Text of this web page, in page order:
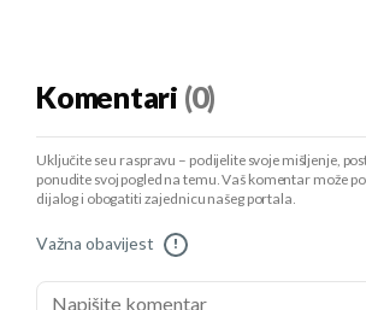
Komentari (0)
Uključite se u raspravu – podijelite svoje mišljenje,
ponudite svoj pogled na temu. Vaš komentar može
dijalog i obogatiti zajednicu našeg portala.
Važna obavijest !